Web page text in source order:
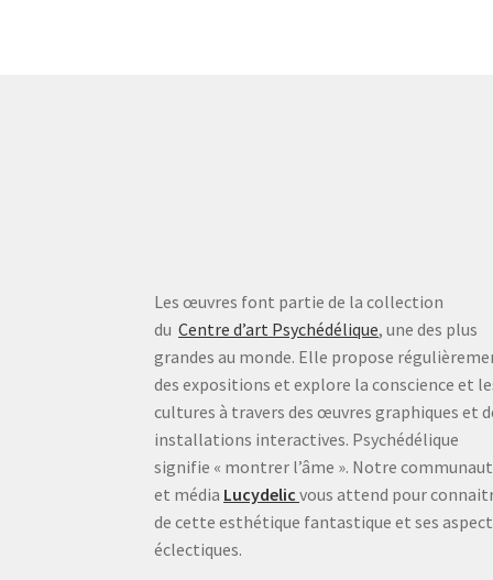
Les œuvres font partie de la collection
duCentre d’art Psychédélique, une des plus
grandes au monde. Elle propose
des expositions et explore la conscience et
cultures à travers des œuvres graphiques et
installations interactives. Psychédélique
signifie « montrer l’âme ». Notre
et média Lucydelic vous attend pour
de cette esthétique fantastique et ses
éclectiques.